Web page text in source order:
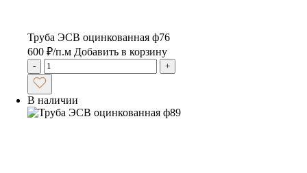
Труба ЭСВ оцинкованная ф76
600 ₽/п.м Добавить в корзину
- +
В наличии